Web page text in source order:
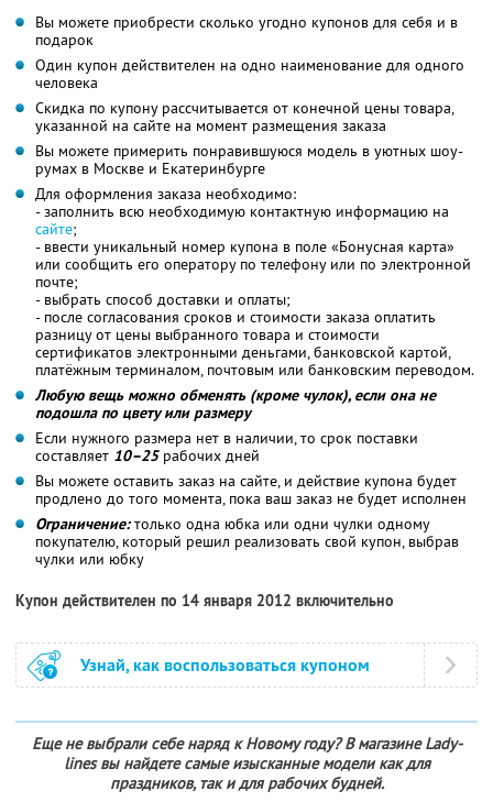
Вы можете приобрести сколько угодно купонов для себя и в
подарок
Один купон действителен на одно наименование для одного
человека
Скидка по купону рассчитывается от конечной цены товара,
указанной на сайте на момент размещения заказа
Вы можете примерить понравившуюся модель в уютных шоу-
румах в Москве и Екатеринбурге
Для оформления заказа необходимо:
- заполнить всю необходимую контактную информацию на
сайте;
- ввести уникальный номер купона в поле «Бонусная карта»
или сообщить его оператору по телефону или по электронной
почте;
- выбрать способ доставки и оплаты;
- после согласования сроков и стоимости заказа оплатить
разницу от цены выбранного товара и стоимости
сертификатов электронными деньгами, банковской картой,
платёжным терминалом, почтовым или банковским переводом.
Любую вещь можно обменять (кроме чулок), если она не
подошла по цвету или размеру
Если нужного размера нет в наличии, то срок поставки
составляет 10–25рабочих дней
Вы можете оставить заказ на сайте, и действие купона будет
продлено до того момента, пока ваш заказ не будет исполнен
Ограничение:только одна юбка или одни чулки одному
покупателю, который решил реализовать свой купон, выбрав
чулки или юбку
Купон действителен по 14 января 2012 включительно
Узнай, как воспользоваться купоном
Еще не выбрали себе наряд к Новому году? В магазине Lady-
lines вы найдете самые изысканные модели как для
праздников, так и для рабочих будней.